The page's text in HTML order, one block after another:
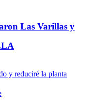
Las Varillas y